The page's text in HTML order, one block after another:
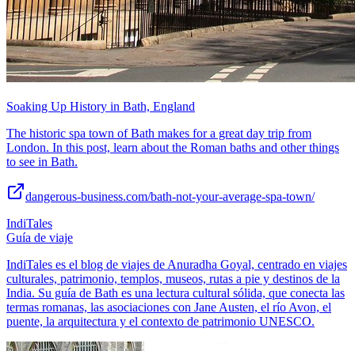
Soaking Up History in Bath, England
The historic spa town of Bath makes for a great day trip from
London. In this post, learn about the Roman baths and other things
to see in Bath.
dangerous-business.com/bath-not-your-average-spa-town/
IndiTales
Guía de viaje
IndiTales es el blog de viajes de Anuradha Goyal, centrado en viajes
culturales, patrimonio, templos, museos, rutas a pie y destinos de la
India. Su guía de Bath es una lectura cultural sólida, que conecta las
termas romanas, las asociaciones con Jane Austen, el río Avon, el
puente, la arquitectura y el contexto de patrimonio UNESCO.